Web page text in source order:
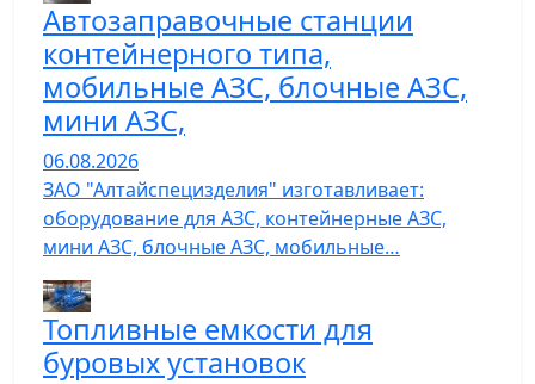
Автозаправочные станции
контейнерного типа,
мобильные АЗС, блочные АЗС,
мини АЗС,
06.08.2026
ЗАО "Алтайспецизделия" изготавливает:
оборудование для АЗС, контейнерные АЗС,
мини АЗС, блочные АЗС, мобильные…
Топливные емкости для
буровых установок